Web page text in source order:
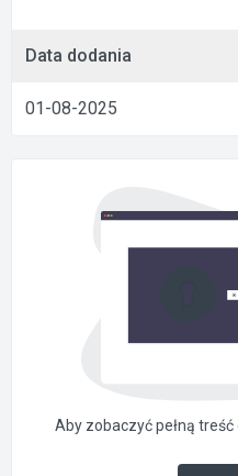
Data dodania
01-08-2025
Aby zobaczyć pełną